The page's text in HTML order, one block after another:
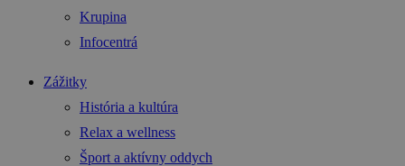
Krupina
Infocentrá
Zážitky
História a kultúra
Relax a wellness
Šport a aktívny oddych